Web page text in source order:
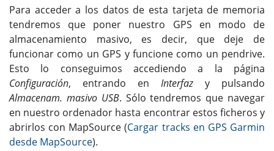
Para acceder a los datos de esta tarjeta de memoria
tendremos que poner nuestro GPS en modo de
almacenamiento masivo, es decir, que deje de
funcionar como un GPS y funcione como un pendrive.
Esto lo conseguimos accediendo a la página
Configuración, entrando en Interfaz y pulsando
Almacenam. masivo USB. Sólo tendremos que navegar
en nuestro ordenador hasta encontrar estos ficheros y
abrirlos con MapSource (Cargar tracks en GPS Garmin
desde MapSource).